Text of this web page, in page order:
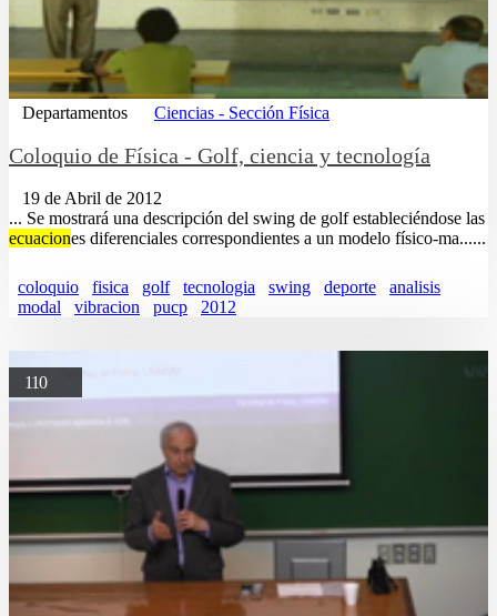
Departamentos Ciencias - Sección Física
Coloquio de Física - Golf, ciencia y tecnología
19 de Abril de 2012
... Se mostrará una descripción del swing de golf estableciéndose las
ecuaciones diferenciales correspondientes a un modelo físico-ma......
coloquio fisica golf tecnologia swing deporte
analisis
modal
vibracion pucp 2012
110